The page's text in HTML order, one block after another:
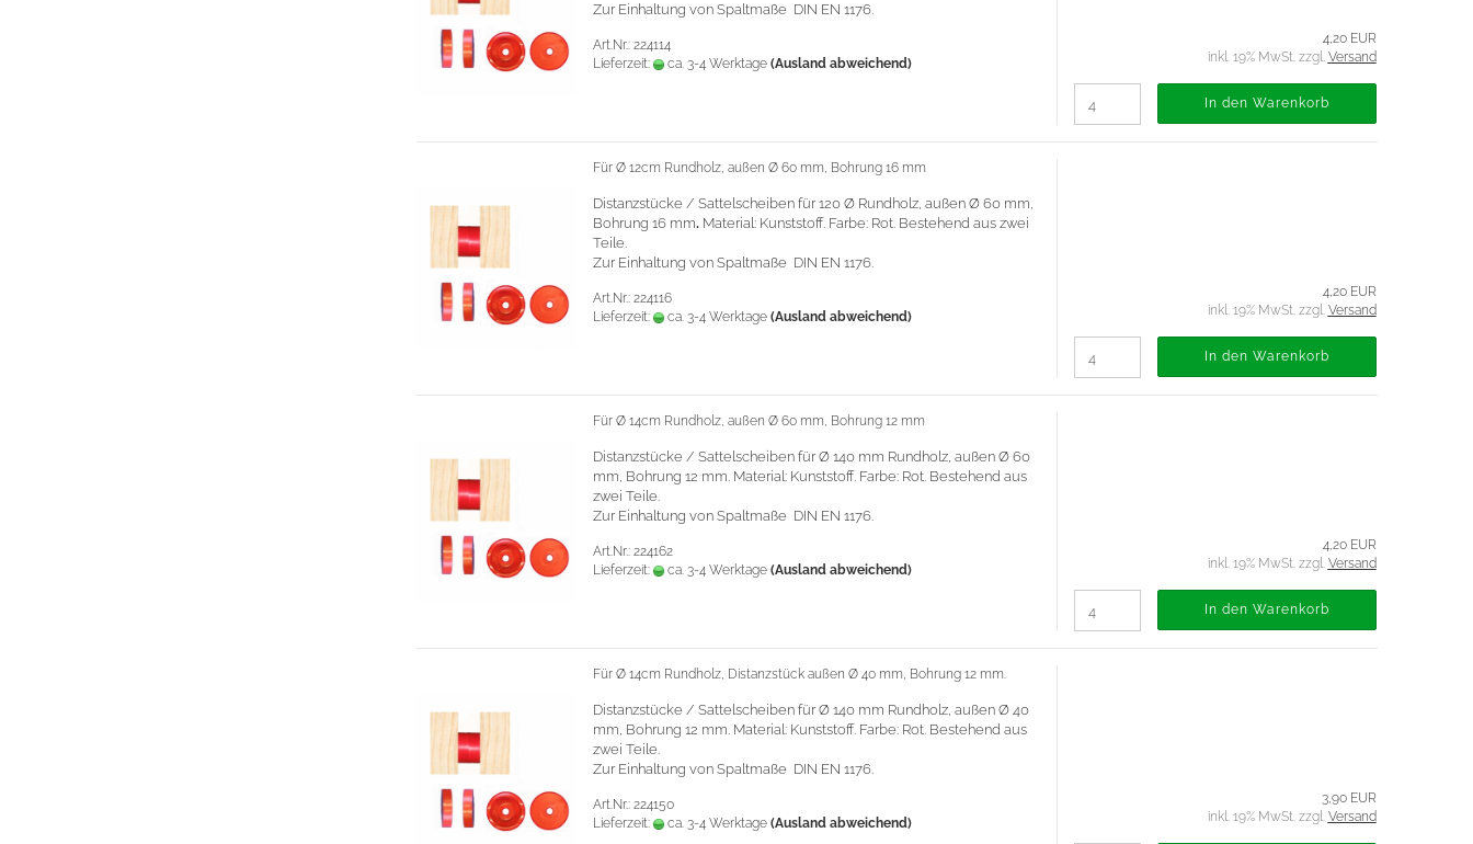
Zur Einhaltung von Spaltmaße DIN EN 1176.
Art.Nr.: 224114
Lieferzeit:
ca. 3-4 Werktage (Ausland abweichend)
4,20 EUR
inkl. 19% MwSt. zzgl. Versand
In den Warenkorb
Für Ø 12cm Rundholz, außen Ø 60 mm, Bohrung 16 mm
Distanzstücke / Sattelscheiben für 120 Ø Rundholz, außen Ø 60 mm,
Bohrung 16 mm. Material: Kunststoff. Farbe: Rot. Bestehend aus zwei
Teile.
Zur Einhaltung von Spaltmaße DIN EN 1176.
Art.Nr.: 224116
Lieferzeit:
ca. 3-4 Werktage (Ausland abweichend)
4,20 EUR
inkl. 19% MwSt. zzgl. Versand
In den Warenkorb
Für Ø 14cm Rundholz, außen Ø 60 mm, Bohrung 12 mm
Distanzstücke / Sattelscheiben für Ø 140 mm Rundholz, außen Ø 60
mm, Bohrung 12 mm. Material: Kunststoff. Farbe: Rot. Bestehend aus
zwei Teile.
Zur Einhaltung von Spaltmaße DIN EN 1176.
Art.Nr.: 224162
Lieferzeit:
ca. 3-4 Werktage (Ausland abweichend)
4,20 EUR
inkl. 19% MwSt. zzgl. Versand
In den Warenkorb
Für Ø 14cm Rundholz, Distanzstück außen Ø 40 mm, Bohrung 12 mm.
Distanzstücke / Sattelscheiben für Ø 140 mm Rundholz, außen Ø 40
mm, Bohrung 12 mm. Material: Kunststoff. Farbe: Rot. Bestehend aus
zwei Teile.
Zur Einhaltung von Spaltmaße DIN EN 1176.
Art.Nr.: 224150
Lieferzeit:
ca. 3-4 Werktage (Ausland abweichend)
3,90 EUR
inkl. 19% MwSt. zzgl. Versand